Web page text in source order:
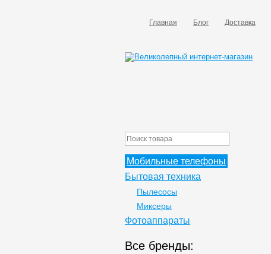
Главная Блог Доставка
Мобильные телефоны
Бытовая техника
Пылесосы
Миксеры
Фотоаппараты
Все бренды: